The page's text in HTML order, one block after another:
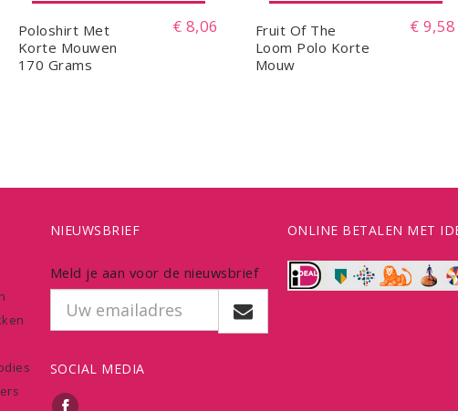
Poloshirt Met
Korte Mouwen
170 Grams
€ 8,06
Fruit Of The
Loom Polo Korte
Mouw
€ 9,58
NIEUWSBRIEF
Meld je aan voor de nieuwsbrief
SOCIAL MEDIA
ONLINE BETALEN MET